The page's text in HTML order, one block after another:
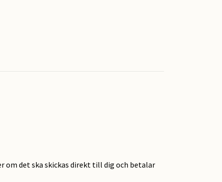
om det ska skickas direkt till dig och betalar